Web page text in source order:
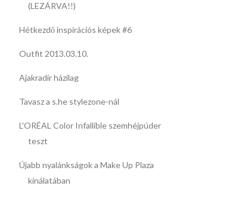
(LEZÁRVA!!)
Hétkezdő inspirációs képek #6
Outfit 2013.03.10.
Ajakradír házilag
Tavasz a s.he stylezone-nál
L'ORÉAL Color Infallible szemhéjpúder
teszt
Újabb nyalánkságok a Make Up Plaza
kínálatában